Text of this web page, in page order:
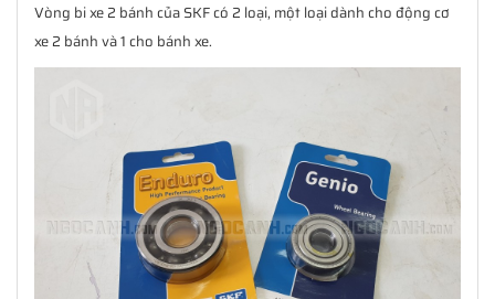
Vòng bi xe 2 bánh của SKF có 2 loại, một loại dành cho động cơ
xe 2 bánh và 1 cho bánh xe.